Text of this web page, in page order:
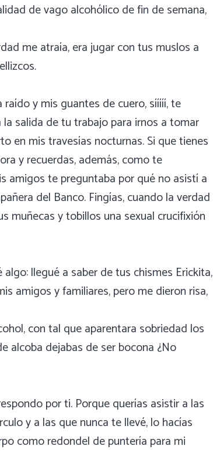
de vago alcohólico de fin de semana,
me atraía, era jugar con tus muslos a
y mis guantes de cuero, sííííí, te
salida de tu trabajo para irnos a tomar
en mis travesías nocturnas. Si que tienes
y recuerdas, además, como te
amigos te preguntaba por qué no asistí a
del Banco. Fingías, cuando la verdad
muñecas y tobillos una sexual crucifixión
llegué a saber de tus chismes Erickita,
amigos y familiares, pero me dieron risa,
con tal que aparentara sobriedad los
alcoba dejabas de ser bocona ¿No
por ti. Porque querías asistir a las
y a las que nunca te llevé, lo hacías
como redondel de puntería para mi